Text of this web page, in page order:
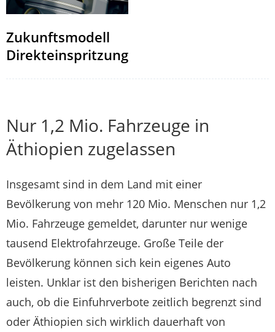
Zukunftsmodell
Direkteinspritzung
Nur 1,2 Mio. Fahrzeuge in
Äthiopien zugelassen
Insgesamt sind in dem Land mit einer
Bevölkerung von mehr 120 Mio. Menschen nur 1,2
Mio. Fahrzeuge gemeldet, darunter nur wenige
tausend Elektrofahrzeuge. Große Teile der
Bevölkerung können sich kein eigenes Auto
leisten. Unklar ist den bisherigen Berichten nach
auch, ob die Einfuhrverbote zeitlich begrenzt sind
oder Äthiopien sich wirklich dauerhaft von